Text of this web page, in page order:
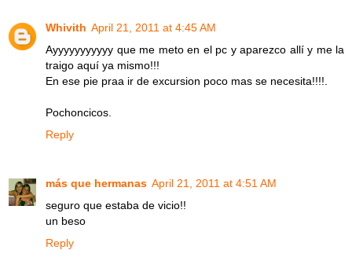
Whivith April 21, 2011 at 4:45 AM
Ayyyyyyyyyyy que me meto en el pc y aparezco allí y me la
traigo aquí ya mismo!!!
En ese pie praa ir de excursion poco mas se necesita!!!!.
Pochoncicos.
Reply
más que hermanas April 21, 2011 at 4:51 AM
seguro que estaba de vicio!!
un beso
Reply